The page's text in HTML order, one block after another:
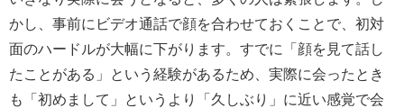
かし、事前にビデオ通話で顔を合わせておくことで、初対
面のハードルが大幅に下がります。すでに「顔を見て話し
たことがある」という経験があるため、実際に会ったとき
も「初めまして」というより「久しぶり」に近い感覚で会